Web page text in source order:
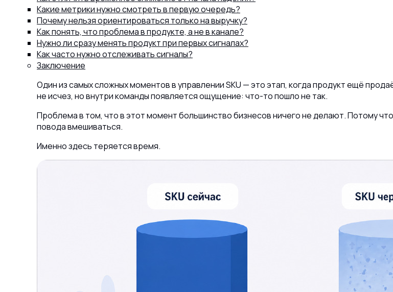
Какие метрики нужно смотреть в первую очередь?
Почему нельзя ориентироваться только на выручку?
Как понять, что проблема в продукте, а не в канале?
Нужно ли сразу менять продукт при первых сигналах?
Как часто нужно отслеживать сигналы?
Заключение
Один из самых сложных моментов в управлении SKU — это этап, когда продукт ещё
не исчез, но внутри команды появляется ощущение: что-то пошло не так.
Проблема в том, что в этот момент большинство бизнесов ничего не делают. Потому
повода вмешиваться.
Именно здесь теряется время.